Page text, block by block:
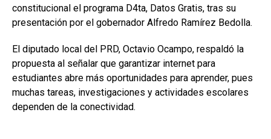
constitucional el programa D4ta, Datos Gratis, tras su
presentación por el gobernador Alfredo Ramírez Bedolla.
El diputado local del PRD, Octavio Ocampo, respaldó la
propuesta al señalar que garantizar internet para
estudiantes abre más oportunidades para aprender, pues
muchas tareas, investigaciones y actividades escolares
dependen de la conectividad.